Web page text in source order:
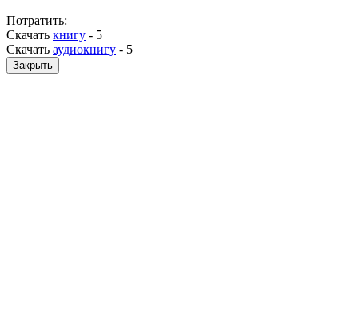
Потратить:
Скачать книгу - 5
Скачать аудиокнигу - 5
Закрыть